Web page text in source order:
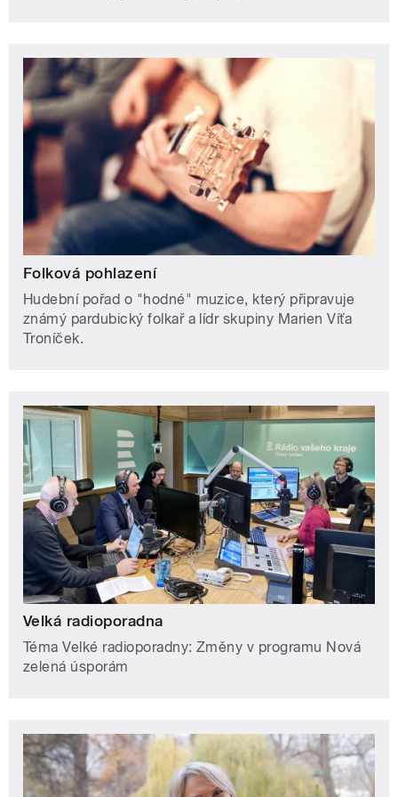
Folková pohlazení
Hudební pořad o "hodné" muzice, který připravuje
známý pardubický folkař a lídr skupiny Marien Víťa
Troníček.
Velká radioporadna
Téma Velké radioporadny: Změny v programu Nová
zelená úsporám